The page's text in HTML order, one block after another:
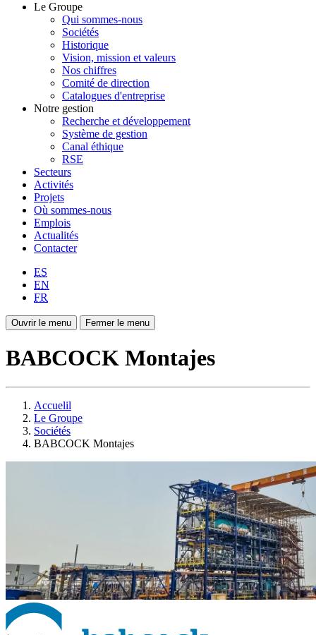
Le Groupe
Qui sommes-nous
Sociétés
Historique
Vision, mission et valeurs
Nos chiffres
Comité de direction
Catalogues d'entreprise
Notre gestion
Recherche et développement
Système de gestion
Canal éthique
RSE
Secteurs
Activités
Projets
Où sommes-nous
Emplois
Actualités
Contacter
ES
EN
FR
Ouvrir le menu Fermer le menu
BABCOCK Montajes
Accuelil
Le Groupe
Sociétés
BABCOCK Montajes